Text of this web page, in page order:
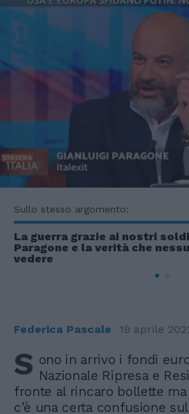
Sullo stesso argomento:
La guerra grazie ai nostri
Paragone e la verità che
vedere
Federica Pascale 19 aprile
S ono in arrivo i fondi
Nazionale Ripresa e
fronte al rincaro bollette
c’è una certa confusione